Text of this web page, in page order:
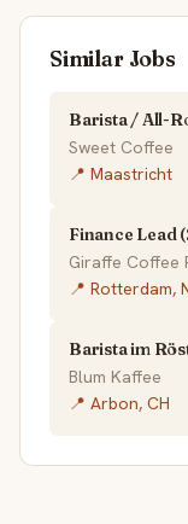
Similar Jobs
Barista / All-
Sweet Coffee
📍 Maastricht
Finance Lead
Giraffe Coffee
📍 Rotterdam,
Barista im
Blum Kaffee
📍 Arbon, CH